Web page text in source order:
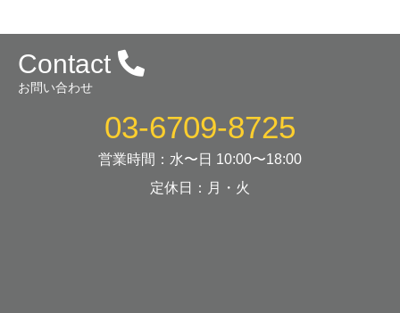
Contact
お問い合わせ
03-6709-8725
営業時間：水〜日 10:00〜18:00
定休日：月・火